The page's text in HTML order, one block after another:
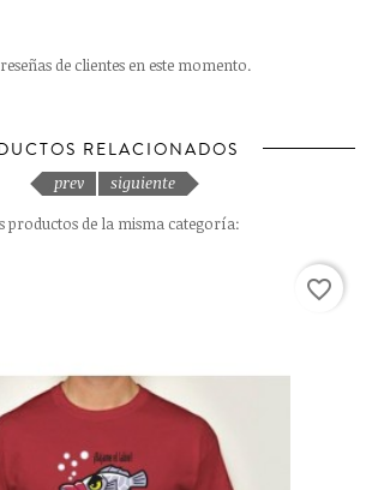
de clientes en este momento.
RELACIONADOS
productos de la misma categoría:
favorite_border
prev siguiente